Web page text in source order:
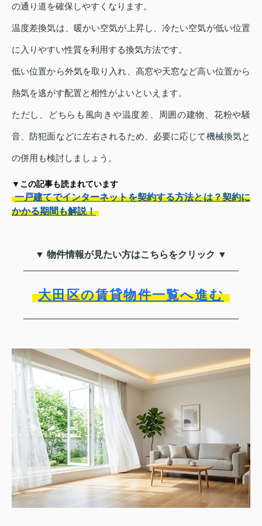
の通り道を確保しやすくなります。
温度差換気は、暖かい空気が上昇し、冷たい空気が低い位置
に入りやすい性質を利用する換気方法です。
低い位置から外気を取り入れ、高窓や天窓など高い位置から
熱気を逃がす配置と相性がよいといえます。
ただし、どちらも風向きや温度差、周囲の建物、花粉や騒
音、防犯面などに左右されるため、必要に応じて機械換気と
の併用も検討しましょう。
▼この記事も読まれています
一戸建てでインターネットを契約する方法とは？契約に
かかる期間も解説！
▼ 物件情報が見たい方はこちらをクリック ▼
大田区の賃貸物件一覧へ進む